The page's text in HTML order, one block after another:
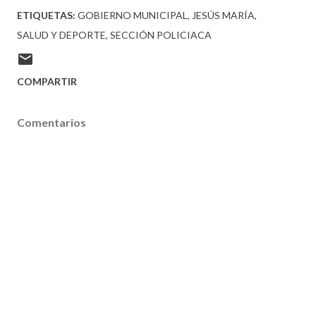
ETIQUETAS: GOBIERNO MUNICIPAL
JESÚS MARÍA
SALUD Y DEPORTE SECCIÓN POLICIACA
COMPARTIR
Comentarios